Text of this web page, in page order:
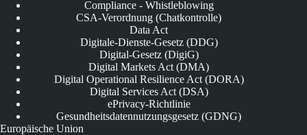
Compliance - Whistleblowing
CSA-Verordnung (Chatkontrolle)
Data Act
Digitale-Dienste-Gesetz (DDG)
Digital-Gesetz (DigiG)
Digital Markets Act (DMA)
Digital Operational Resilience Act (DORA)
Digital Services Act (DSA)
ePrivacy-Richtlinie
Gesundheitsdatennutzungsgesetz (GDNG)
Europäische Union